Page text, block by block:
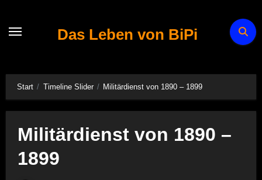
Das Leben von BiPi
Start Timeline Slider Militärdienst von 1890 – 1899
Militärdienst von 1890 –
1899